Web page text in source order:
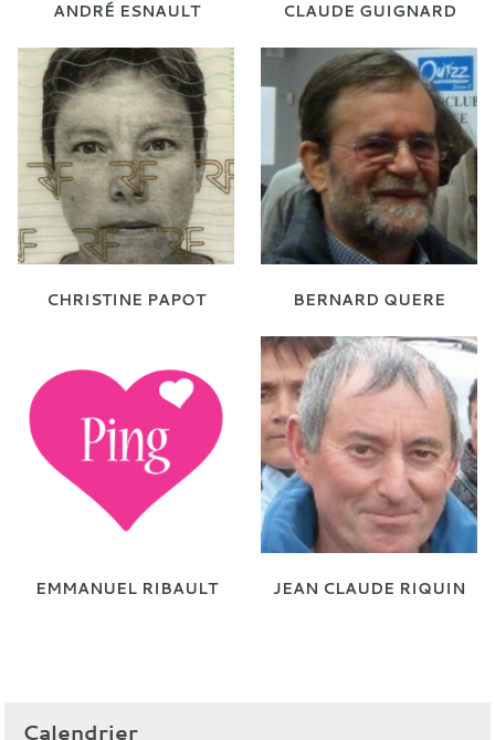
ANDRÉ ESNAULT CLAUDE GUIGNARD
CHRISTINE PAPOT BERNARD QUERE
EMMANUEL RIBAULT JEAN CLAUDE RIQUIN
Calendrier